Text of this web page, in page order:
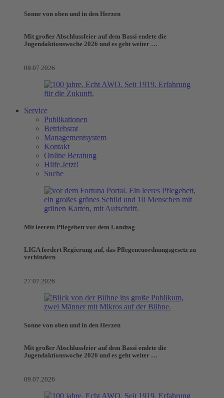
Sonne von oben und in den Herzen
Mit großer Abschlussfeier auf dem Bassi endete die
Jugendaktionswoche 2026 und es geht weiter …
09.07.2026
Service
Publikationen
Betriebsrat
Managementsystem
Kontakt
Online Beratung
Hilfe.Jetzt!
Suche
Mit leerem Pflegebett vor dem Landtag
LIGA fordert Regierung auf, das Pflegeneuordnungsgesetz zu
verhindern
27.07.2026
Sonne von oben und in den Herzen
Mit großer Abschlussfeier auf dem Bassi endete die
Jugendaktionswoche 2026 und es geht weiter …
09.07.2026